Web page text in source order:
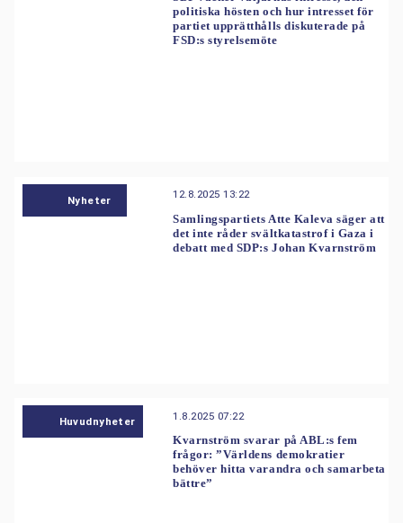
politiska hösten och hur intresset för
partiet upprätthålls diskuterade på
FSD:s styrelsemöte
Nyheter 12.8.2025 13:22
Samlingspartiets Atte Kaleva säger att
det inte råder svältkatastrof i Gaza i
debatt med SDP:s Johan Kvarnström
Huvudnyheter 1.8.2025 07:22
Kvarnström svarar på ABL:s fem
frågor: ”Världens demokratier
behöver hitta varandra och samarbeta
bättre”